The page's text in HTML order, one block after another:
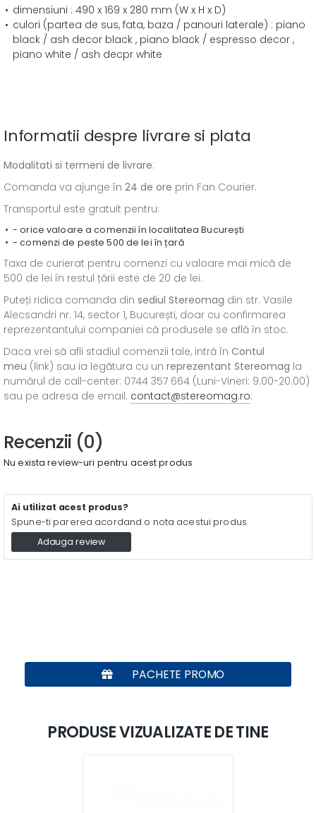
dimensiuni : 490 x 169 x 280 mm (W x H x D)
culori (partea de sus, fata, baza / panouri laterale) : piano
black / ash decor black , piano black / espresso decor ,
piano white / ash decpr white
Informatii despre livrare si plata
Modalitati si termeni de livrare:
Comanda va ajunge în 24 de ore prin Fan Courier.
Transportul este gratuit pentru:
- orice valoare a comenzii în localitatea București
- comenzi de peste 500 de lei în țară
Taxa de curierat pentru comenzi cu valoare mai mică de
500 de lei în restul țării este de 20 de lei.
Puteți ridica comanda din sediul Stereomag din str. Vasile
Alecsandri nr. 14, sector 1, București, doar cu confirmarea
reprezentantului companiei că produsele se află în stoc.
Daca vrei să afli stadiul comenzii tale, intră în Contul
meu (link) sau ia legătura cu un reprezentant Stereomag la
numărul de call-center: 0744 357 664 (Luni-Vineri: 9.00-20.00)
sau pe adresa de email: contact@stereomag.ro.
Recenzii (0)
Nu exista review-uri pentru acest produs
Ai utilizat acest produs?
Spune-ti parerea acordand o nota acestui produs
Adauga review
PACHETE PROMO
PRODUSE VIZUALIZATE DE TINE